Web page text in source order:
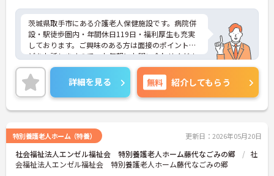
茨城県取手市にある介護老人保健施設です。病院併
設・駅徒歩圏内・年間休日119日・福利厚生も充実
しております。ご興味のある方は面接のポイントな
どをお話しますので、お気軽にお問い合わせくださ
い！
詳細を見る 無料 紹介してもらう
特別養護老人ホーム（特養） 更新日：2026年05月20日
社会福祉法人エンゼル福祉会 特別養護老人ホーム藤代なごみの郷
社
会福祉法人エンゼル福祉会 特別養護老人ホーム藤代なごみの郷